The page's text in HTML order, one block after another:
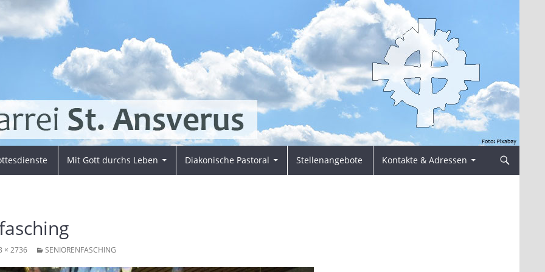
Mit Gott durchs Leben Diakonische Pastoral Stellenangebote Kontakte & Adressen
× 2736 SENIORENFASCHING